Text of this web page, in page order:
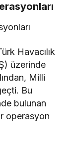
Havacılık
üzerinde
Milli
Bu
bulunan
operasyon